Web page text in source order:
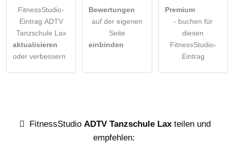
FitnessStudio-
Eintrag ADTV
Tanzschule Lax
aktualisieren
oder verbessern
Bewertungen
auf der eigenen
Seite
einbinden
Premium
- buchen für
diesen
FitnessStudio-
Eintrag
FitnessStudio ADTV Tanzschule Laxteilen und
empfehlen: